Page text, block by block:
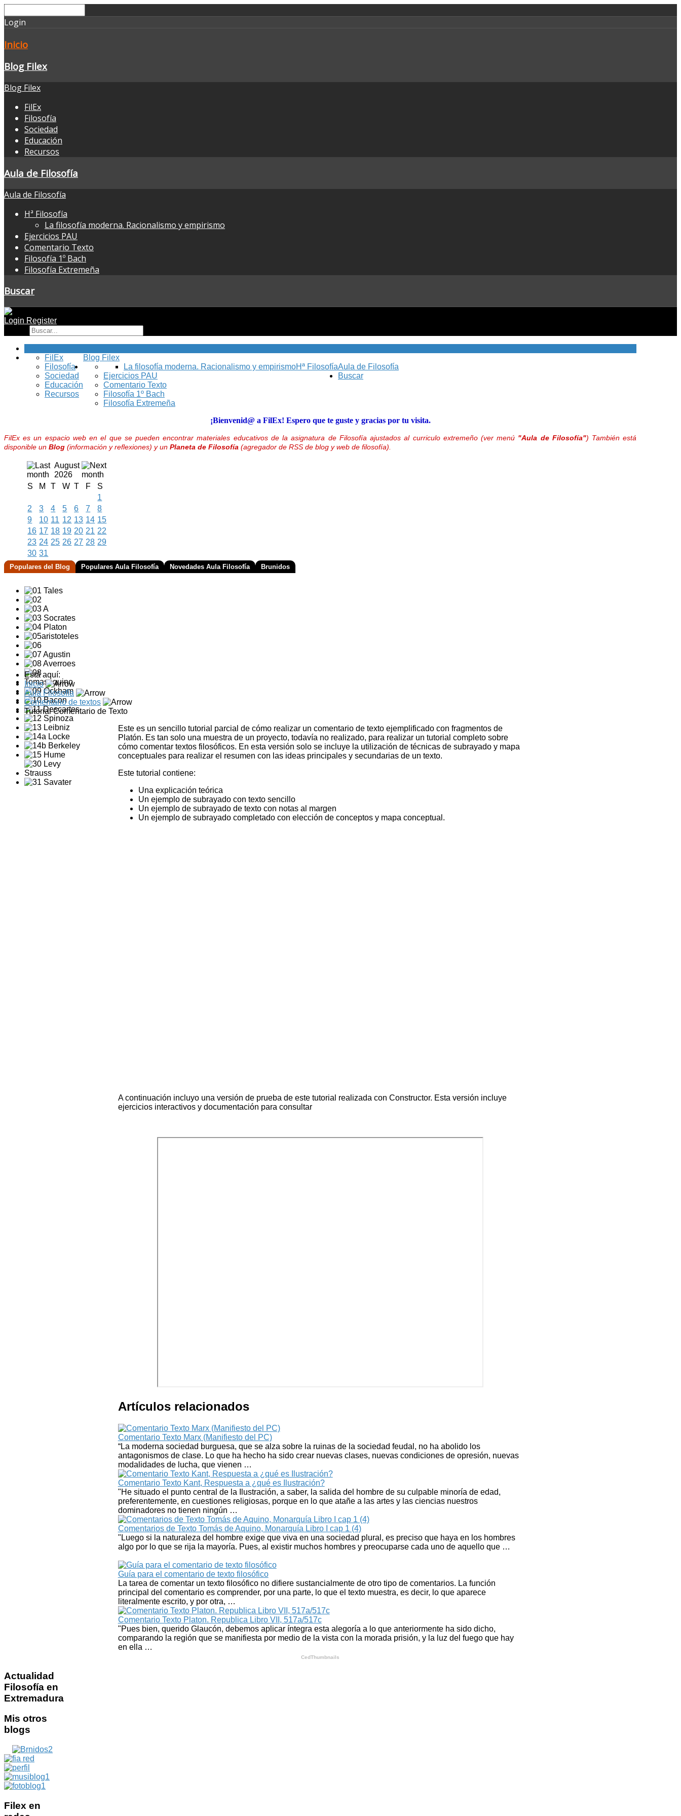
Login
Inicio
Blog Filex
Blog Filex
FilEx
Filosofía
Sociedad
Educación
Recursos
Aula de Filosofía
Aula de Filosofía
Hª Filosofía
La filosofía moderna. Racionalismo y empirismo
Ejercicios PAU
Comentario Texto
Filosofía 1º Bach
Filosofía Extremeña
Buscar
Login Register
Blog Filex
FilEx
Filosofía
Sociedad
Educación
Recursos
Aula de Filosofía
Hª Filosofía
La filosofía moderna. Racionalismo y empirismo
Ejercicios PAU
Comentario Texto
Filosofía 1º Bach
Filosofía Extremeña
Buscar
¡Bienvenid@ a FilEx! Espero que te guste y gracias por tu visita.
FilEx es un espacio web en el que se pueden encontrar materiales educativos de la asignatura de Filosofía ajustados al curriculo extremeño (ver menú "Aula de Filosofía") También está
disponible un Blog (información y reflexiones) y un Planeta de Filosofía (agregador de RSS de blog y web de filosofía).
August
2026
S
M T W T F
S
1
2
3 4 5 6 7
8
9
10 11 12 13 14 15
16 17 18 19 20 21 22
23 24 25 26 27 28 29
30 31
Populares del Blog Populares Aula Filosofía Novedades Aula Filosofía Brunidos
Está aquí:
Inicio
Aula Filosofía
Comentario de textos
Tutorial Comentario de Texto
Este es un sencillo tutorial parcial de cómo realizar un comentario de texto ejemplificado con fragmentos de
Platón. Es tan solo una muestra de un proyecto, todavía no realizado, para realizar un tutorial completo sobre
cómo comentar textos filosóficos. En esta versión solo se incluye la utilización de técnicas de subrayado y mapa
conceptuales para realizar el resumen con las ideas principales y secundarias de un texto.
Este tutorial contiene:
Una explicación teórica
Un ejemplo de subrayado con texto sencillo
Un ejemplo de subrayado de texto con notas al margen
Un ejemplo de subrayado completado con elección de conceptos y mapa conceptual.
A continuación incluyo una versión de prueba de este tutorial realizada con Constructor. Esta versión incluye
ejercicios interactivos y documentación para consultar
Artículos relacionados
Comentario Texto Marx (Manifiesto del PC)
“La moderna sociedad burguesa, que se alza sobre la ruinas de la sociedad feudal, no ha abolido los
antagonismos de clase. Lo que ha hecho ha sido crear nuevas clases, nuevas condiciones de opresión, nuevas
modalidades de lucha, que vienen …
Comentario Texto Kant, Respuesta a ¿qué es Ilustración?
"He situado el punto central de la Ilustración, a saber, la salida del hombre de su culpable minoría de edad,
preferentemente, en cuestiones religiosas, porque en lo que atañe a las artes y las cien­cias nuestros
dominadores no tienen ningún …
Comentarios de Texto Tomás de Aquino, Monarquía Libro I cap 1 (4)
"Luego si la naturaleza del hombre exige que viva en una sociedad plural, es preciso que haya en los hombres
algo por lo que se rija la mayoría. Pues, al existir muchos hombres y preocuparse cada uno de aquello que …
Guía para el comentario de texto filosófico
La tarea de comentar un texto filosófico no difiere sustancialmente de otro tipo de comentarios. La función
principal del comentario es comprender, por una parte, lo que el texto muestra, es decir, lo que aparece
literalmente escrito, y por otra, …
Comentario Texto Platon. Republica Libro VII, 517a/517c
"Pues bien, querido Glaucón, debemos aplicar íntegra esta alegoría a lo que anteriormente ha sido dicho,
comparando la región que se manifiesta por medio de la vista con la morada prisión, y la luz del fuego que hay
en ella …
CedThumbnails
Actualidad
Filosofía en
Extremadura
Mis otros
blogs
Filex en